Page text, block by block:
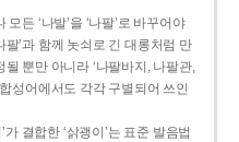
든 ‘나발’을 ‘나팔’로 바꾸어야
’과 함께 놋쇠로 긴 대롱처럼 만
될 뿐만 아니라 ‘나팔바지, 나팔관,
성어에서도 각각 구별되어 쓰인
가 결합한 ‘삵괭이’는 표준 발음법